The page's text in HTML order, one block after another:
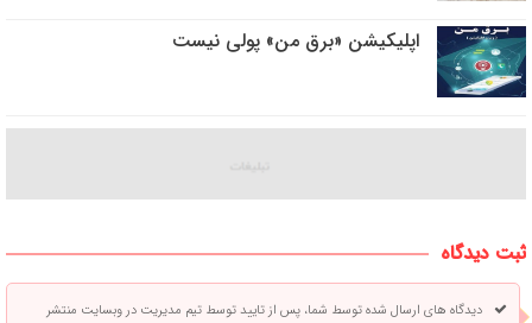
اپلیکیشن «برق من» پولی نیست
ثبت دیدگاه
دیدگاه های ارسال شده توسط شما، پس از تایید توسط تیم مدیریت در وبسایت منتشر